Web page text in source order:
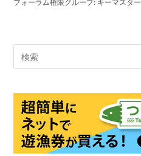
フォーラム権限グループ: キーマスター